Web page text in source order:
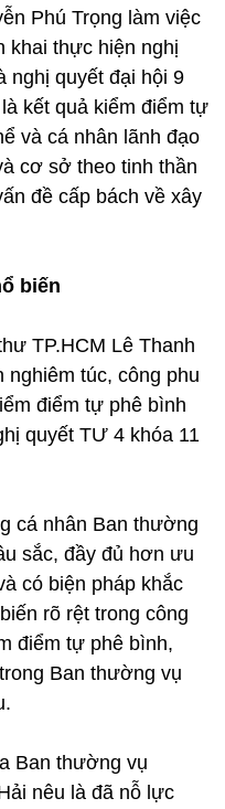
Phú Trọng làm việc
khai thực hiện nghị
nghị quyết đại hội 9
kết quả kiểm điểm tự
và cá nhân lãnh đạo
cơ sở theo tinh thần
đề cấp bách về xây
biến
TP.HCM Lê Thanh
nghiêm túc, công phu
điểm tự phê bình
quyết TƯ 4 khóa 11
cá nhân Ban thường
sắc, đầy đủ hơn ưu
có biện pháp khắc
rõ rệt trong công
điểm tự phê bình,
Ban thường vụ
Ban thường vụ
nêu là đã nỗ lực